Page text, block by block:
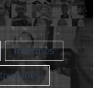
Informes